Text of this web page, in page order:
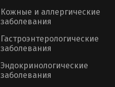
Кожные и аллергические
заболевания
Гастроэнтерологические
заболевания
Эндокринологические
заболевания